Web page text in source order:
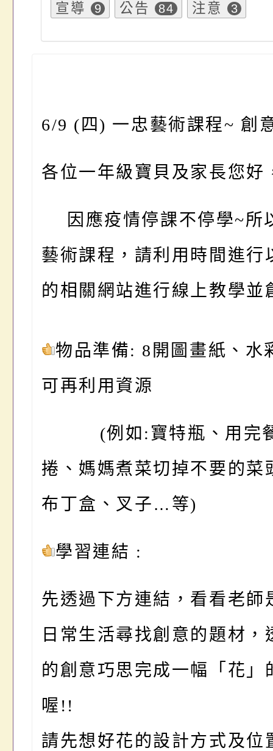
宣導 9 公告 84 注意 3
6/9 ( 四) 一忠藝術課程~ 創
各位一年級寶貝及家長您好
因應疫情停課不停學~所
藝術課程，請利用時間進行
的相關網站進行線上教學並
物品準備: 8開圖畫紙、水
可再利用資源
(例如:寶特瓶、用完
捲、媽媽煮菜切掉不要的菜
布丁盒、叉子… 等)
學習連結 :
先透過下方連結，看看老師
日常生活尋找創意的題材，
的創意巧思完成一幅「花」
喔!!
請先想好花的設計方式及位